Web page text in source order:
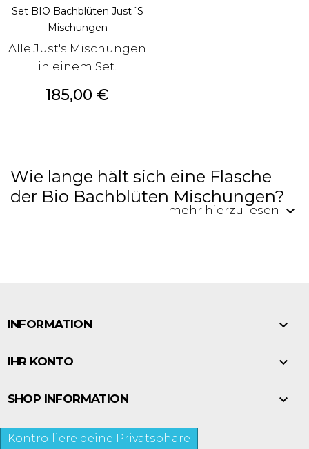
Set BIO Bachblüten Just´s
Mischungen
Alle Just's Mischungen
in einem Set.
Preis
185,00 €
Wie lange hält sich eine Flasche
der Bio Bachblüten Mischungen?
mehr hierzu lesen keyboard_arrow_down
INFORMATION 
IHR KONTO 
SHOP INFORMATION 
Kontrolliere deine Privatsphäre